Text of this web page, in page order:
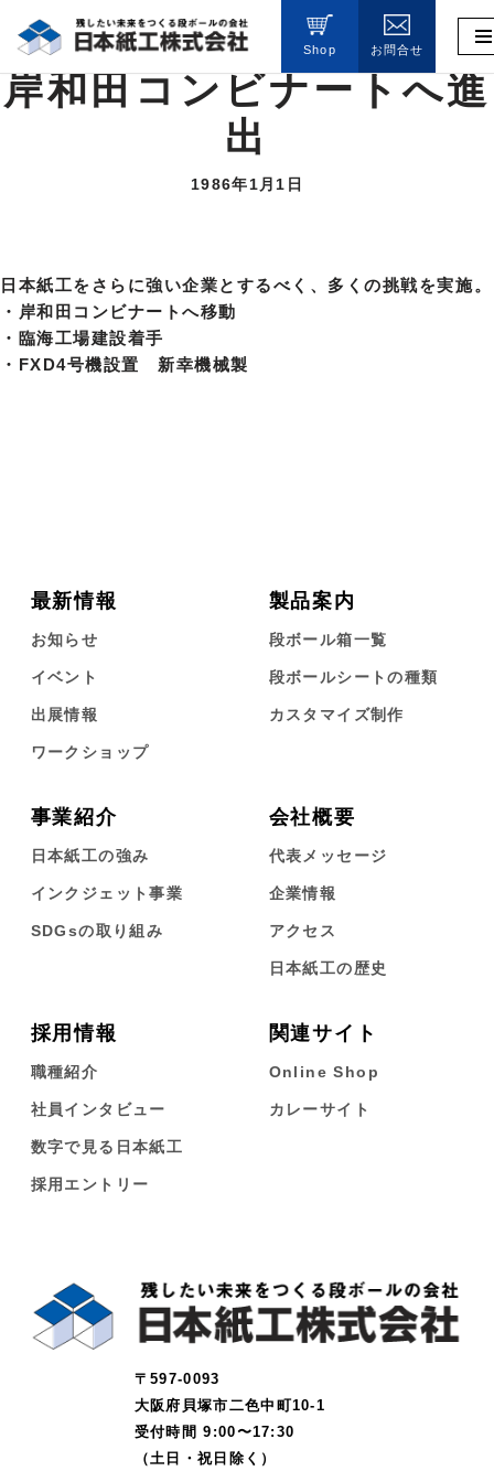
コ
ン
テ
プ
Shop お問合せ
岸和田コンビナートへ進
出
1986年1月1日
日本紙工をさらに強い企業とするべく、多くの挑戦を実施。
・岸和田コンビナートへ移動
・臨海工場建設着手
・FXD4号機設置 新幸機械製
最新情報
お知らせ
イベント
出展情報
ワークショップ
製品案内
段ボール箱一覧
段ボールシートの種類
カスタマイズ制作
事業紹介
日本紙工の強み
インクジェット事業
SDGsの取り組み
会社概要
代表メッセージ
企業情報
アクセス
日本紙工の歴史
採用情報
職種紹介
社員インタビュー
数字で見る日本紙工
採用エントリー
関連サイト
Online Shop
カレーサイト
〒597-0093
大阪府貝塚市二色中町10-1
受付時間 9:00〜17:30
（土日・祝日除く）